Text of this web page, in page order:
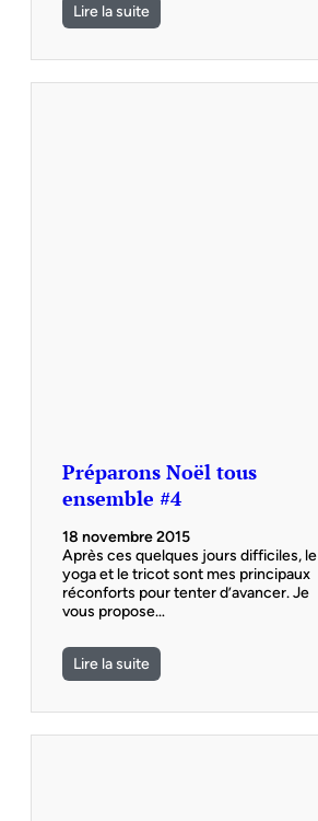
Lire la suite
Préparons Noël tous
ensemble #4
18 novembre 2015
Après ces quelques jours difficiles, le
yoga et le tricot sont mes principaux
réconforts pour tenter d’avancer. Je
vous propose…
Lire la suite